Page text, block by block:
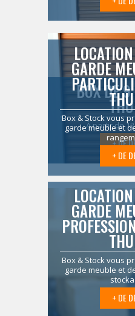
BOX DE
À partir de
+ DE
GARDE
Box & Stock vous
garde meuble et
+ DE
GARDE
Box & Stock vous
garde meuble et
+ DE